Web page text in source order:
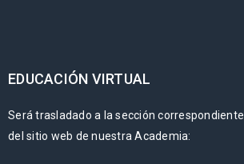
EDUCACIÓN VIRTUAL
Será trasladado a la sección correspondiente
del sitio web de nuestra Academia: